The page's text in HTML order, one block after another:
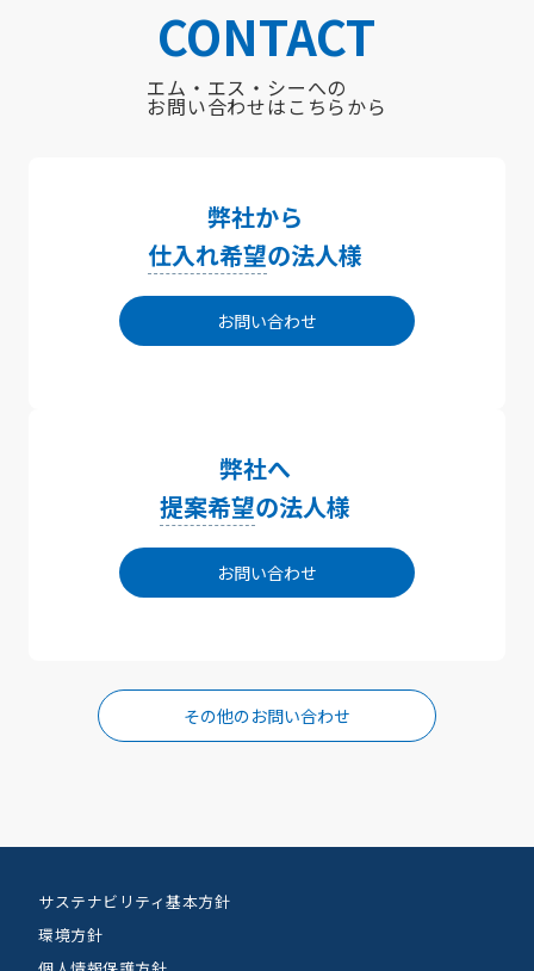
CONTACT
エム・エス・シーへの
お問い合わせはこちらから
弊社から
仕入れ希望の法人様
お問い合わせ
弊社へ
提案希望の法人様
お問い合わせ
その他のお問い合わせ
サステナビリティ基本方針
環境方針